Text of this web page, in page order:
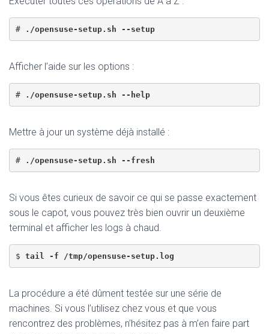
# ./opensuse-setup.sh --setup
Afficher l’aide sur les options :
# ./opensuse-setup.sh --help
Mettre à jour un système déjà installé :
# ./opensuse-setup.sh --fresh
Si vous êtes curieux de savoir ce qui se passe exactement
sous le capot, vous pouvez très bien ouvrir un deuxième
terminal et afficher les logs à chaud.
$ tail -f /tmp/opensuse-setup.log
La procédure a été dûment testée sur une série de
machines. Si vous l’utilisez chez vous et que vous
rencontrez des problèmes, n’hésitez pas à m’en faire part